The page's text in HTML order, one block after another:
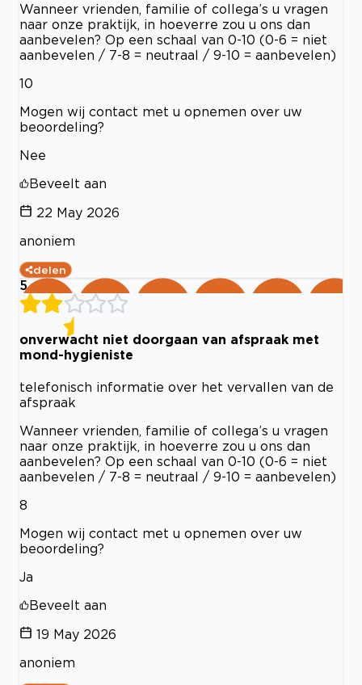
Wanneer vrienden, familie of collega’s u vragen
naar onze praktijk, in hoeverre zou u ons dan
aanbevelen? Op een schaal van 0-10 (0-6 = niet
aanbevelen / 7-8 = neutraal / 9-10 = aanbevelen)
10
Mogen wij contact met u opnemen over uw
beoordeling?
Nee
Beveelt aan
22 May 2026
anoniem
delen
5
onverwacht niet doorgaan van afspraak met
mond-hygieniste
telefonisch informatie over het vervallen van de
afspraak
Wanneer vrienden, familie of collega’s u vragen
naar onze praktijk, in hoeverre zou u ons dan
aanbevelen? Op een schaal van 0-10 (0-6 = niet
aanbevelen / 7-8 = neutraal / 9-10 = aanbevelen)
8
Mogen wij contact met u opnemen over uw
beoordeling?
Ja
Beveelt aan
19 May 2026
anoniem